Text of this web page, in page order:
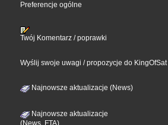
Preferencje ogólne
Twój Komentarz / poprawki
Wyślij swoje uwagi / propozycje do KingOfSat
Najnowsze aktualizacje (News)
Najnowsze aktualizacje
(News, FTA)